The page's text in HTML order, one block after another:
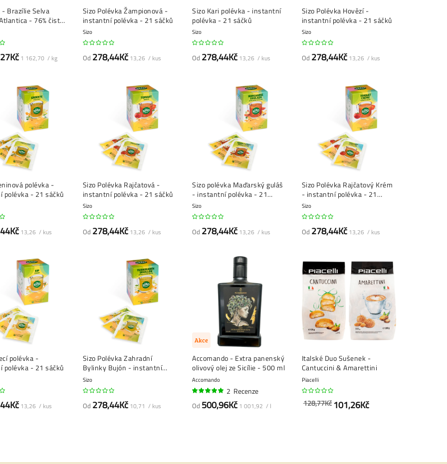
Brazílie Selva
- 76% čistá
1 162,70 / kg
Sizo Polévka Žampionová -
instantní polévka - 21 sáčků
Sizo
Od 278,44Kč 13,26 / kus
Sizo Kari polévka - instantní
polévka - 21 sáčků
Sizo
Od 278,44Kč 13,26 / kus
Sizo Polévka Hovězí -
instantní polévka - 21 sáčků
Sizo
Od 278,44Kč 13,26 / kus
polévka -
polévka - 21 sáčků
13,26 / kus
Sizo Polévka Rajčatová -
instantní polévka - 21 sáčků
Sizo
Od 278,44Kč 13,26 / kus
Sizo polévka Maďarský guláš
- instantní polévka - 21
sáčků
Sizo
Od 278,44Kč 13,26 / kus
Sizo Polévka Rajčatový Krém
- instantní polévka - 21
sáčků
Sizo
Od 278,44Kč 13,26 / kus
polévka -
polévka - 21 sáčků
13,26 / kus
Sizo Polévka Zahradní
Bylinky Bujón - instantní
polévka - 26 sáčků
Sizo
Od 278,44Kč 10,71 / kus
Akce
Accomando - Extra panenský
olivový olej ze Sicílie - 500 ml
Accomando
2 Recenze
Od 500,96Kč 1 001,92 / l
Italské Duo Sušenek -
Cantuccini & Amarettini
Piacelli
101,26Kč
128,77Kč